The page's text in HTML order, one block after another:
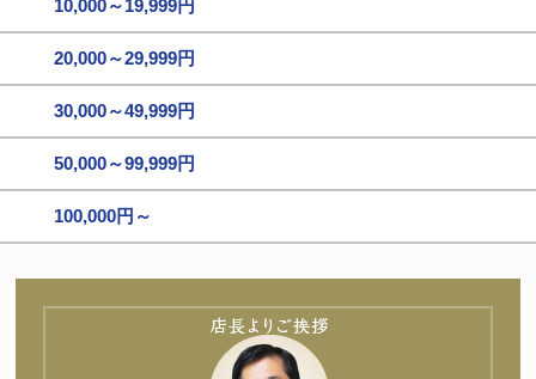
10,000～19,999円
20,000～29,999円
30,000～49,999円
50,000～99,999円
100,000円～